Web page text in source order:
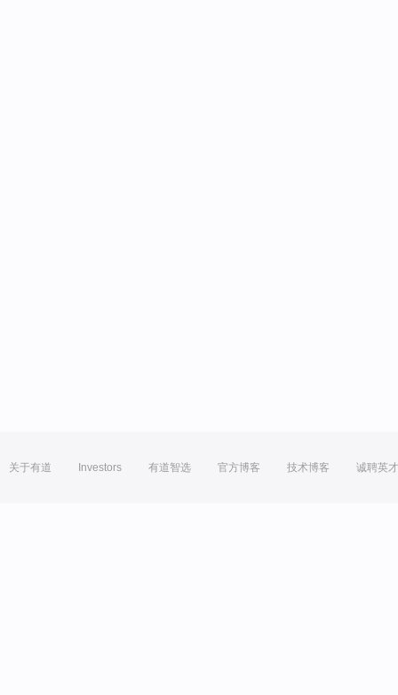
关于有道 Investors 有道智选 官方博客 技术博客 诚聘英才